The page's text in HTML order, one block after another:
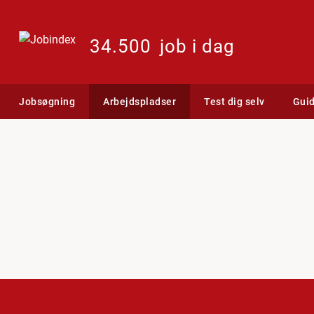
34.500 job i dag
Jobsøgning Arbejdspladser Test dig selv